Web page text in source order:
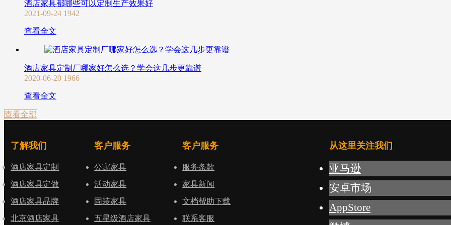
酒店家具都哪些可以定制生产效果好
2021-09-24 1942
查看全文
酒店家具定制厂哪家好怎么选？学会这几步更靠谱
2020-06-20 1966
查看全文
查看全部
了解我们
酒店家具定制
酒店家具定做
酒店家具品牌
北京酒店家具
客户服务
公寓家具
活动家具
固装家具
五星级酒店家具
客户服务
服务条款
家具新闻
文档帮助下载
联系客服
从这里关注我们
亚马逊
安卓市场
AppStore